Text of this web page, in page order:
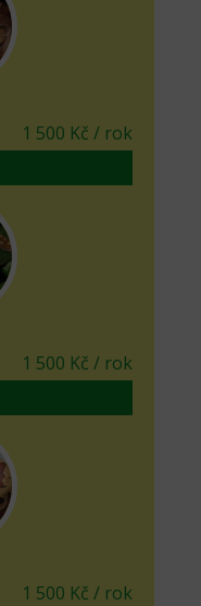
1 500 Kč / rok
1 500 Kč / rok
1 500 Kč / rok